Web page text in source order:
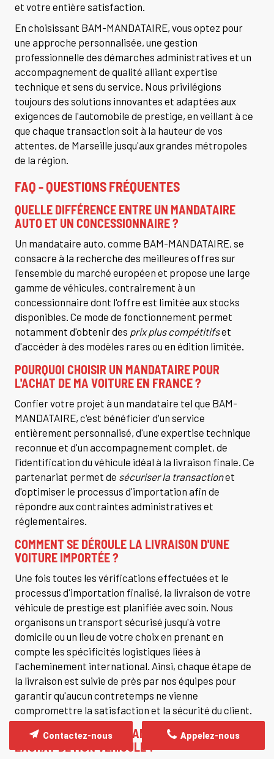
et votre entière satisfaction.
En choisissant BAM-MANDATAIRE, vous optez pour
une approche personnalisée, une gestion
professionnelle des démarches administratives et un
accompagnement de qualité alliant expertise
technique et sens du service. Nous privilégions
toujours des solutions innovantes et adaptées aux
exigences de l'automobile de prestige, en veillant à ce
que chaque transaction soit à la hauteur de vos
attentes, de Marseille jusqu'aux grandes métropoles
de la région.
FAQ - QUESTIONS FRÉQUENTES
QUELLE DIFFÉRENCE ENTRE UN MANDATAIRE
AUTO ET UN CONCESSIONNAIRE ?
Un mandataire auto, comme BAM-MANDATAIRE, se
consacre à la recherche des meilleures offres sur
l'ensemble du marché européen et propose une large
gamme de véhicules, contrairement à un
concessionnaire dont l'offre est limitée aux stocks
disponibles. Ce mode de fonctionnement permet
notamment d'obtenir des prix plus compétitifset
d'accéder à des modèles rares ou en édition limitée.
POURQUOI CHOISIR UN MANDATAIRE POUR
L'ACHAT DE MA VOITURE EN FRANCE ?
Confier votre projet à un mandataire tel que BAM-
MANDATAIRE, c'est bénéficier d'un service
entièrement personnalisé, d'une expertise technique
reconnue et d'un accompagnement complet, de
l'identification du véhicule idéal à la livraison finale. Ce
partenariat permet de sécuriser la transactionet
d'optimiser le processus d'importation afin de
répondre aux contraintes administratives et
réglementaires.
COMMENT SE DÉROULE LA LIVRAISON D'UNE
VOITURE IMPORTÉE ?
Une fois toutes les vérifications effectuées et le
processus d'importation finalisé, la livraison de votre
véhicule de prestige est planifiée avec soin. Nous
organisons un transport sécurisé jusqu'à votre
domicile ou un lieu de votre choix en prenant en
compte les spécificités logistiques liées à
l'acheminement international. Ainsi, chaque étape de
la livraison est suivie de près par nos équipes pour
garantir qu'aucun contretemps ne vienne
compromettre la satisfaction et la sécurité du client.
QUELLES SONT LES GARANTIES OFFERTES APRÈS
L'ACHAT DE MON VÉHICULE ?
Appelez-nous
Contactez-nous